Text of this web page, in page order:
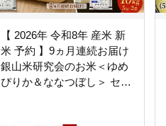
【 2026年 令和8年 産米 新
米 予約 】9ヵ月連続お届け
銀山米研究会のお米＜ゆめ
ぴりか＆ななつぼし＞ セッ